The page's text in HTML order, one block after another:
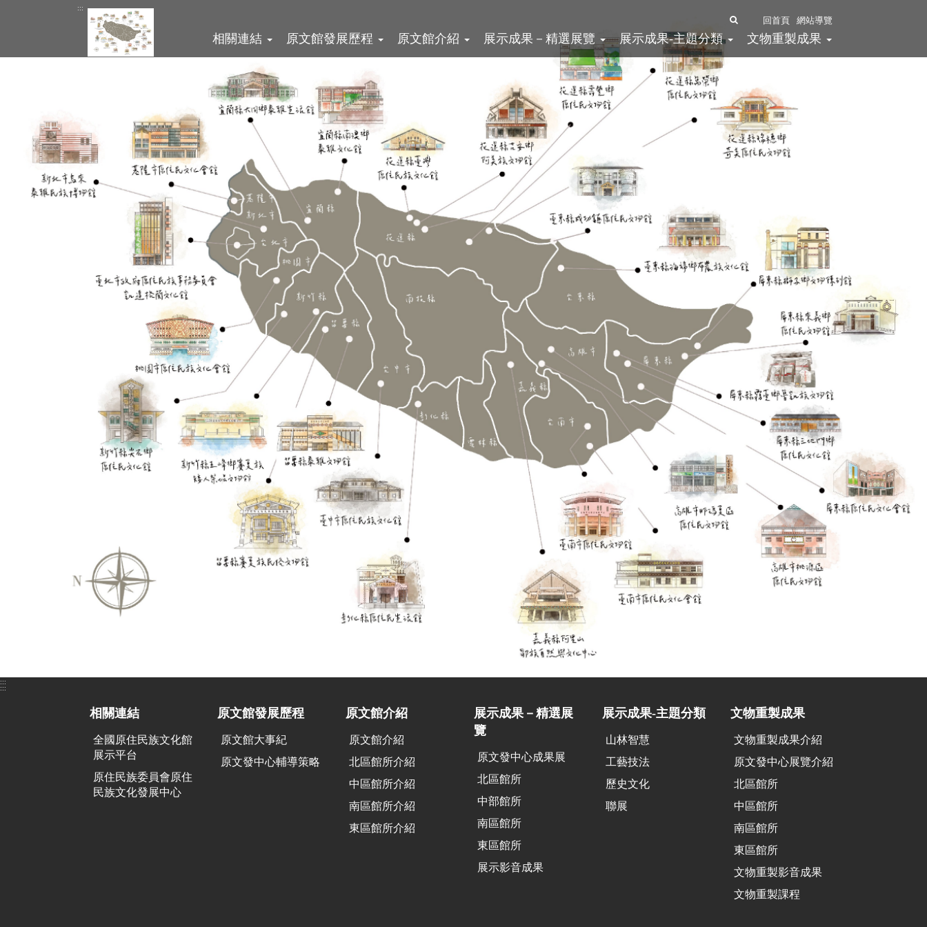
要
:::
檢
回首頁 網站導覽
相關連結 原文館發展歷程 原文館介紹 展示成果－精選展覽 展示成果-主題分類 文物重製成果
:::
:::
相關連結
全國原住民族文化館
展示平台
原住民族委員會原住
民族文化發展中心
原文館發展歷程
原文館大事紀
原文發中心輔導策略
原文館介紹
原文館介紹
北區館所介紹
中區館所介紹
南區館所介紹
東區館所介紹
展示成果－精選展
覽
原文發中心成果展
北區館所
中部館所
南區館所
東區館所
展示影音成果
展示成果-主題分類
山林智慧
工藝技法
歷史文化
聯展
文物重製成果
文物重製成果介紹
原文發中心展覽介紹
北區館所
中區館所
南區館所
東區館所
文物重製影音成果
文物重製課程